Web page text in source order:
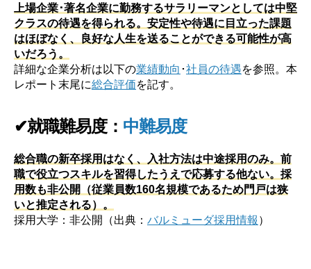
上場企業･著名企業に勤務するサラリーマンとしては中堅
クラスの待遇を得られる。安定性や待遇に目立った課題
はほぼなく、良好な人生を送ることができる可能性が高
いだろう。
詳細な企業分析は以下の業績動向 ･社員の待遇を参照。本
レポート末尾に総合評価を記す。
✔就職難易度： 中難易度
総合職の新卒採用はなく、入社方法は中途採用のみ。前
職で役立つスキルを習得したうえで応募する他ない。採
用数も非公開（従業員数160名規模であるため門戸は狭
いと推定される）。
採用大学：非公開（出典： バルミューダ採用情報 ）